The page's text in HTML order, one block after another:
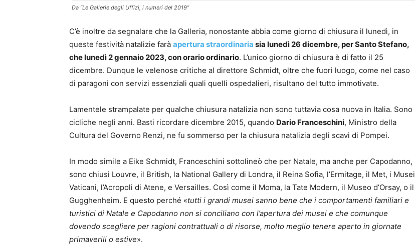
Da “Le Gallerie degli Uffizi, i numeri del 2019”
C’è inoltre da segnalare che la Galleria, nonostante abbia come giorno di chiusura il lunedì, in
queste festività natalizie farà apertura straordinaria sia lunedì 26 dicembre, per Santo Stefano,
che lunedì 2 gennaio 2023, con orario ordinario. L’unico giorno di chiusura è di fatto il 25
dicembre. Dunque le velenose critiche al direttore Schmidt, oltre che fuori luogo, come nel caso
di paragoni con servizi essenziali quali quelli ospedalieri, risultano del tutto immotivate.
Lamentele strampalate per qualche chiusura natalizia non sono tuttavia cosa nuova in Italia. Sono
cicliche negli anni. Basti ricordare dicembre 2015, quando Dario Franceschini, Ministro della
Cultura del Governo Renzi, ne fu sommerso per la chiusura natalizia degli scavi di Pompei.
In modo simile a Eike Schmidt, Franceschini sottolineò che per Natale, ma anche per Capodanno,
sono chiusi Louvre, il British, la National Gallery di Londra, il Reina Sofia, l’Ermitage, il Met, i Musei
Vaticani, l’Acropoli di Atene, e Versailles. Così come il Moma, la Tate Modern, il Museo d’Orsay, o il
Gugghenheim. E questo perché «tutti i grandi musei sanno bene che i comportamenti familiari e
turistici di Natale e Capodanno non si conciliano con l’apertura dei musei e che comunque
dovendo scegliere per ragioni contrattuali o di risorse, molto meglio tenere aperto in giornate
primaverili o estive».